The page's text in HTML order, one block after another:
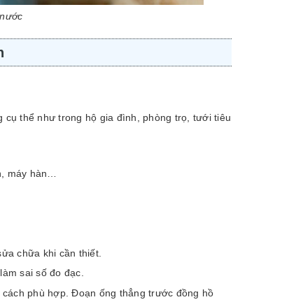
thể như trong hộ gia đình, phòng trọ, tưới tiêu
máy hàn…
chữa khi cần thiết.
sai số đo đạc.
phù hợp. Đoạn ống thẳng trước đồng hồ